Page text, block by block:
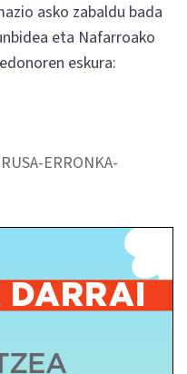
asko zabaldu bada
eta Nafarroako
eskura:
ERRONKA-